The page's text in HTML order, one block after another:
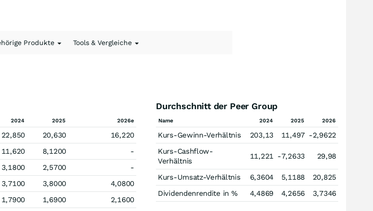
Produkte Tools & Vergleiche
2024 2025 2026e
22,850 20,630
16,220
11,620 8,1200
-
3,1800 2,5700
-
3,7100 3,8000
4,0800
1,7900 1,6900
2,1600
Durchschnitt der Peer Group
Name 2024 2025 2026
Kurs-Gewinn-Verhältnis 203,13 11,497 -2,9622
Kurs-Cashflow-
Verhältnis
11,221 -7,2633 29,98
Kurs-Umsatz-Verhältnis 6,3604 5,1188
20,825
Dividendenrendite in %
4,4869 4,2656 3,7346